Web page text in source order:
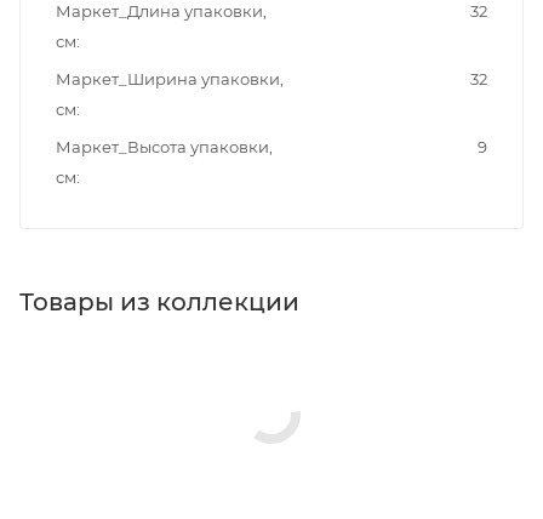
Маркет_Длина упаковки,
см
32
Маркет_Ширина упаковки,
см
32
Маркет_Высота упаковки,
см
9
Товары из коллекции
Душевые панели